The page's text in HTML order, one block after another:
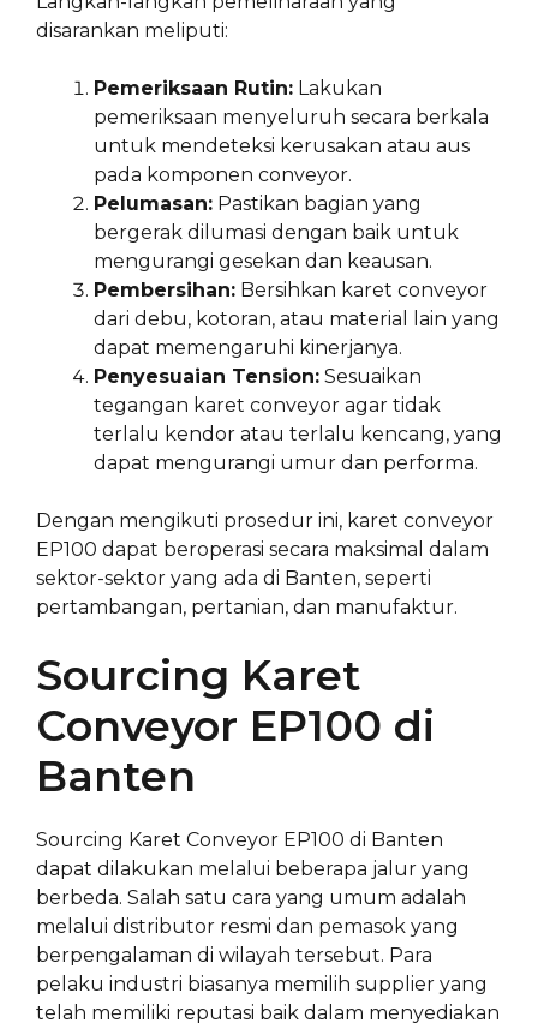
disarankan meliputi:
Pemeriksaan Rutin: Lakukan
pemeriksaan menyeluruh secara berkala
untuk mendeteksi kerusakan atau aus
pada komponen conveyor.
Pelumasan: Pastikan bagian yang
bergerak dilumasi dengan baik untuk
mengurangi gesekan dan keausan.
Pembersihan: Bersihkan karet conveyor
dari debu, kotoran, atau material lain yang
dapat memengaruhi kinerjanya.
Penyesuaian Tension: Sesuaikan
tegangan karet conveyor agar tidak
terlalu kendor atau terlalu kencang, yang
dapat mengurangi umur dan performa.
Dengan mengikuti prosedur ini, karet conveyor
EP100 dapat beroperasi secara maksimal dalam
sektor-sektor yang ada di Banten, seperti
pertambangan, pertanian, dan manufaktur.
Sourcing Karet
Conveyor EP100 di
Banten
Sourcing Karet Conveyor EP100 di Banten
dapat dilakukan melalui beberapa jalur yang
berbeda. Salah satu cara yang umum adalah
melalui distributor resmi dan pemasok yang
berpengalaman di wilayah tersebut. Para
pelaku industri biasanya memilih supplier yang
telah memiliki reputasi baik dalam menyediakan